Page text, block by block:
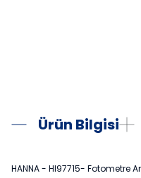
Ürün Bilgisi
HANNA - HI97715- Fotometre